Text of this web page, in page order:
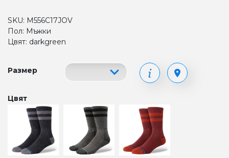
SKU: M556C17JOV
Пол: Мъжки
Цвят: darkgreen
Размер
Цвят